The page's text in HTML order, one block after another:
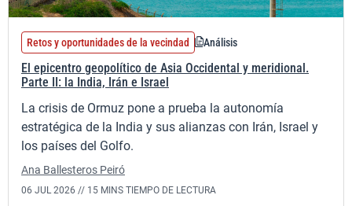
Retos y oportunidades de la vecindad Análisis
El epicentro geopolítico de Asia Occidental y meridional.
Parte II: la India, Irán e Israel
La crisis de Ormuz pone a prueba la autonomía
estratégica de la India y sus alianzas con Irán, Israel y
los países del Golfo.
Ana Ballesteros Peiró
06 JUL 2026 // 15 MINS TIEMPO DE LECTURA